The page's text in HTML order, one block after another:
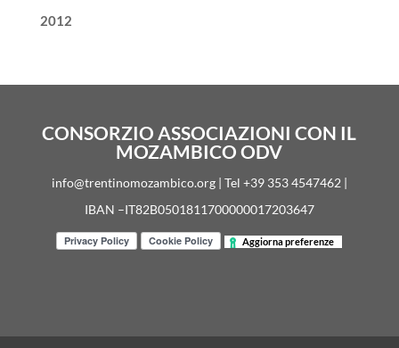
2012
CONSORZIO ASSOCIAZIONI CON IL
MOZAMBICO ODV
info@trentinomozambico.org | Tel +39 353 4547462 |
IBAN –IT82B0501811700000017203647
Aggiorna preferenze